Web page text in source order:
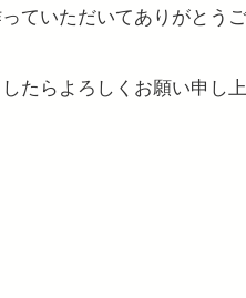
ていただいてありがとう
たらよろしくお願い申し上